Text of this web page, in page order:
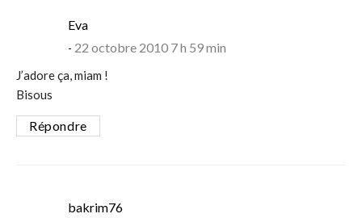
Evasays:
22 octobre 2010 7 h 59 min
J’adore ça, miam !
Bisous
Répondre
bakrim76says: